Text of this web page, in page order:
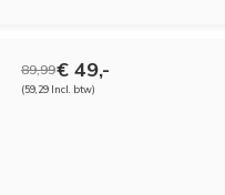
89,99€ 49,-
(59,29 Incl. btw)